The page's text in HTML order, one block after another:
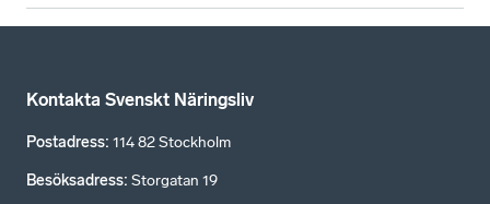
Kontakta Svenskt Näringsliv
Postadress: 114 82 Stockholm
Besöksadress: Storgatan 19